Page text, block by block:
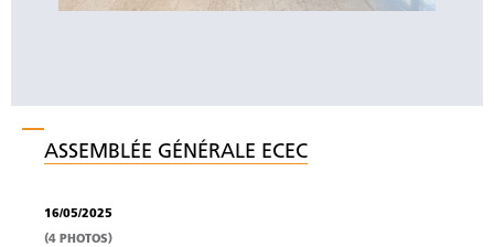
ASSEMBLÉE GÉNÉRALE ECEC
16/05/2025
(4 PHOTOS)